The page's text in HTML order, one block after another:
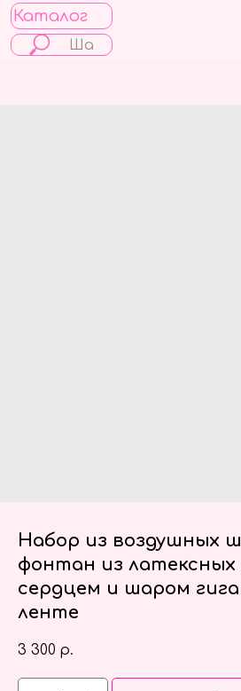
Каталог
Набор из воздушных
фонтан из латексных
сердцем и шаром
ленте
3 300 р.